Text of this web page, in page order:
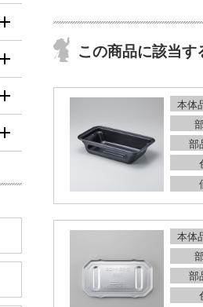
この商品に該当す
本体
部
本体
部